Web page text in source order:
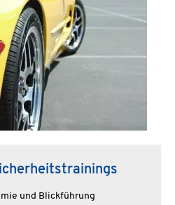
und Blickführung